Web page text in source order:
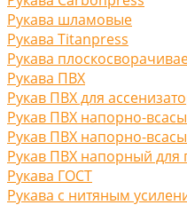
Рукава шламовые
Рукава Titanpress
Рукава
Рукава ПВХ
Рукав ПВХ для
Рукав ПВХ напорно-
Рукав ПВХ напорно-
Рукав ПВХ напорный для
Рукава ГОСТ
Рукава с нитяным